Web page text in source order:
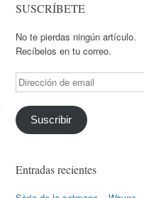
SUSCRÍBETE
No te pierdas ningún artículo.
Recíbelos en tu correo.
Dirección
de
email
Suscribir
Entradas recientes